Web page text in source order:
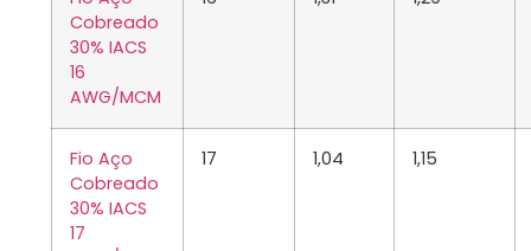
Cobreado
30% IACS
16
AWG/MCM
Fio Aço
Cobreado
30% IACS
17
17 1,04 1,15